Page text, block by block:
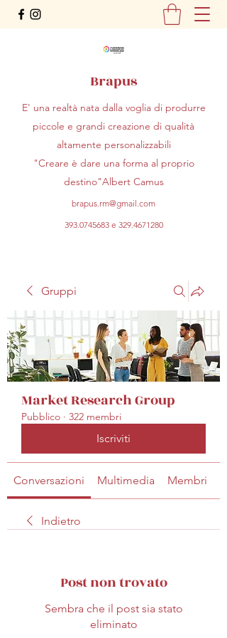
Brapus
E' una realtà nata dalla voglia di produrre
piccole e grandi creazione di qualità
altamente personalizzabili
"Creare è dare una forma al proprio
destino"Albert Camus
brapus.rm@gmail.com
393.0745683e 329.4671280
Gruppi
Market Research Group
Pubblico · 322 membri
Iscriviti
Conversazioni Multimedia Membri
Indietro
Post non trovato
Sembra che il post sia stato
eliminato